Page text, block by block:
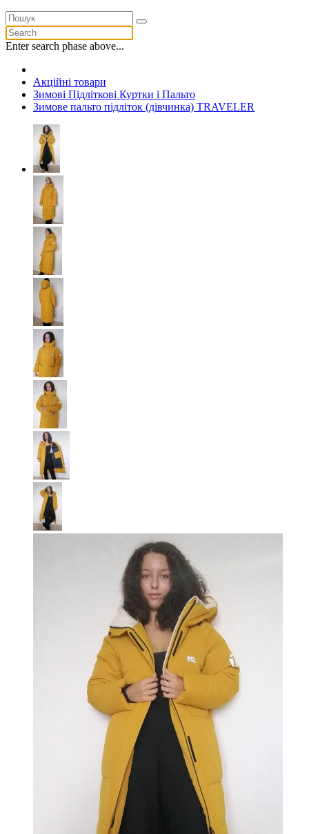
Enter search phase above...
Акційні товари
Зимові Підліткові Куртки і Пальто
Зимове пальто підліток (дівчинка) TRAVELER